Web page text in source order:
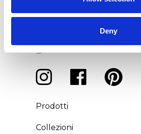
Deny
Prodotti
Collezioni